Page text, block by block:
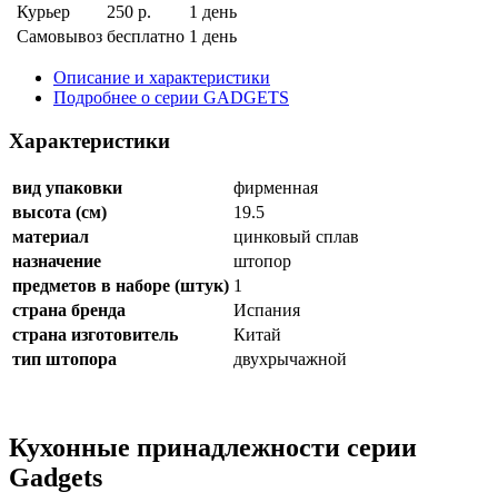
Курьер
250 р.
1 день
Самовывоз бесплатно 1 день
Описание и характеристики
Подробнее о серии GADGETS
Характеристики
вид упаковки
фирменная
высота (см)
19.5
материал
цинковый сплав
назначение
штопор
предметов в наборе (штук) 1
страна бренда
Испания
страна изготовитель
Китай
тип штопора
двухрычажной
Кухонные принадлежности серии
Gadgets